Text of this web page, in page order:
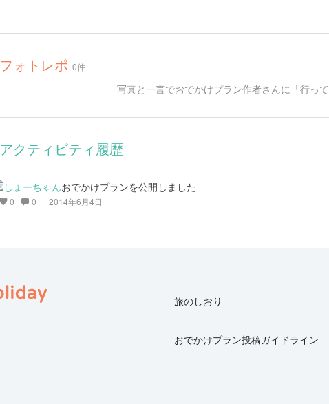
フォトレポ 0件
写真と一言でおでかけプラン作者さんに「行っ
アクティビティ履歴
おでかけプランを公開しました
0 0 2014年6月4日
旅のしおり
おでかけプラン投稿ガイドライン